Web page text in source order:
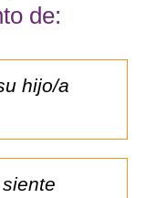
de:
hijo/a